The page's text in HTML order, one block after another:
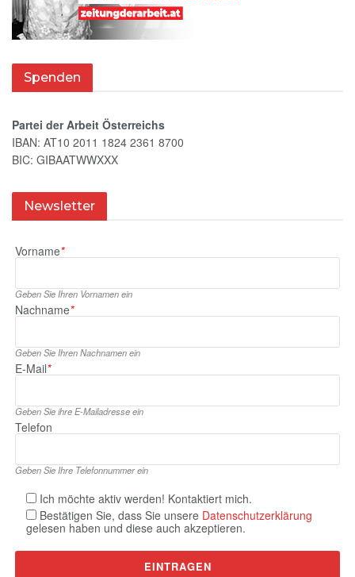
Spenden
Partei der Arbeit Österreichs
IBAN: AT10 2011 1824 2361 8700
BIC: GIBAATWWXXX
Newsletter
Vorname*
Geben Sie Ihren Vornamen ein
Nachname*
Geben Sie Ihren Nachnamen ein
E‑Mail*
Geben Sie ihre E‑Mailadresse ein
Telefon
Geben Sie Ihre Telefonnummer ein
Ich möchte aktiv werden! Kontaktiert mich.
Bestätigen Sie, dass Sie unsere Datenschutzerklärung
gelesen haben und diese auch akzeptieren.